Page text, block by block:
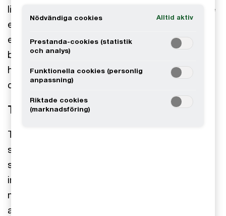
livskvaliteten bland användarna samtidigt som de
eliminerar behovet av att ha både en manuell och
elektiskt rullstol. Decon har en attraktiv kundbas
bestående av offentliga hjälpmedelscentraler,
hjälpmedelsbutiker och OEMs med försäljning i
cirka 20 länder.
Transaktionen
Transaktionen signerades i juni 2023 med Impilo
som köpare. Impilo grundades 2017 och är ett
svenskt private equity-bolag med fokus på
investeringar inom medicinteknik och hälsovård
med målet att investera i människors möjligheter
att i framtiden leva hälsosammare liv.
Nödvändiga cookies Alltid aktiv
Prestanda-cookies (statistik
och analys)
Funktionella cookies (personlig
anpassning)
Riktade cookies
(marknadsföring)